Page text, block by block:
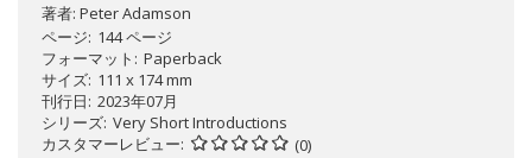
著者: Peter Adamson
ページ 144 ページ
フォーマット
Paperback
サイズ 111 x 174 mm
刊行日 2023年07月
シリーズ Very Short Introductions
カスタマーレビュー
(0)